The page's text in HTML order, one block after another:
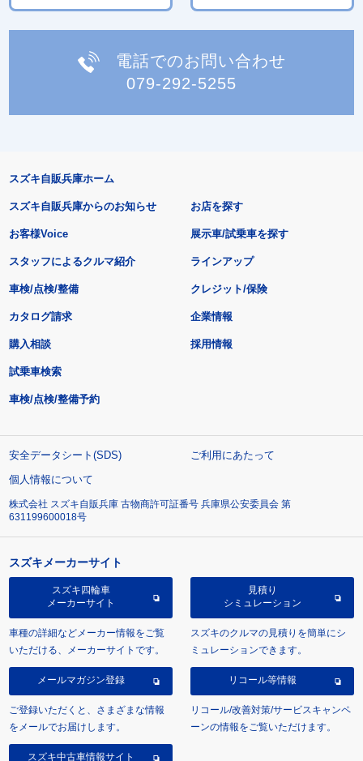
電話でのお問い合わせ
079-292-5255
スズキ自販兵庫ホーム
スズキ自販兵庫からのお知らせ
お客様Voice
スタッフによるクルマ紹介
お店を探す
展示車/試乗車を探す
ラインアップ
車検/点検/整備 クレジット/保険
カタログ請求
購入相談
試乗車検索
車検/点検/整備予約
企業情報
採用情報
安全データシート(SDS)
ご利用にあたって
個人情報について
株式会社 スズキ自販兵庫 古物商許可証番号 兵庫県公安委員会 第
631199600018号
スズキメーカーサイト
スズキ四輪車
メーカーサイト
車種の詳細などメーカー情報をご覧
いただける、メーカーサイトです。
見積り
シミュレーション
スズキのクルマの見積りを簡単にシ
ミュレーションできます。
メールマガジン登録
ご登録いただくと、さまざまな情報
をメールでお届けします。
リコール等情報
リコール/改善対策/サービスキャンペ
ーンの情報をご覧いただけます。
スズキ中古車情報サイト